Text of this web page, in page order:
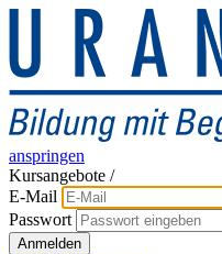
anspringen
Kursangebote /
E-Mail
Passwort
Anmelden